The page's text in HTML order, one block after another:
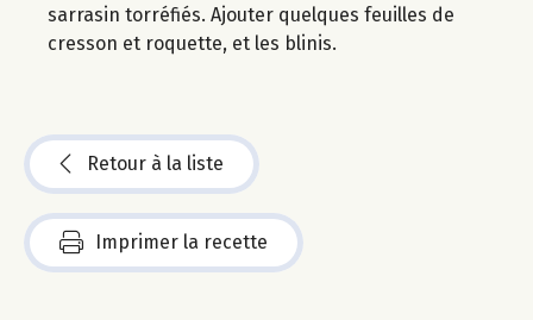
sarrasin torréfiés. Ajouter quelques feuilles de
cresson et roquette, et les blinis.
Retour à la liste
Imprimer la recette